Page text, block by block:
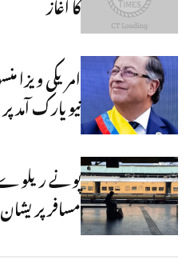
امریکی ویزا
نیویارک آمد
پونے ریلوے
مسافر پریشان